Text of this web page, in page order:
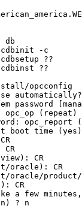
db
-c
??
??
opcconfig
password
opc_op (repeat)
opc_report
boot time
CR
CR
oracle): CR
oracle/
CR
a few
? n